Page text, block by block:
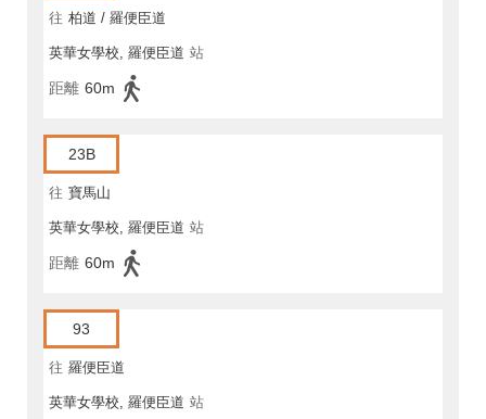
往 柏道 / 羅便臣道
英華女學校, 羅便臣道 站
距離 60m
23B
往 寶馬山
英華女學校, 羅便臣道 站
距離 60m
93
往 羅便臣道
英華女學校, 羅便臣道 站